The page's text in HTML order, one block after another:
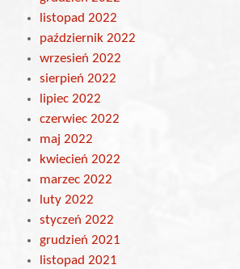
listopad 2022
październik 2022
wrzesień 2022
sierpień 2022
lipiec 2022
czerwiec 2022
maj 2022
kwiecień 2022
marzec 2022
luty 2022
styczeń 2022
grudzień 2021
listopad 2021